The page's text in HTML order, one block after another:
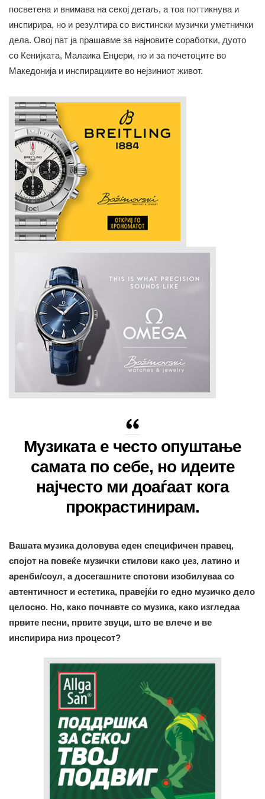
посветена и внимава на секој детаљ, а тоа поттикнува и
инспирира, но и резултира со вистински музички уметнички
дела. Овој пат ја прашавме за најновите соработки, дуото
со Кенијката, Малаика Енџери, но и за почетоците во
Македонија и инспирациите во нејзиниот живот.
Музиката е често опуштање
самата по себе, но идеите
најчесто ми доаѓаат кога
прокрастинирам.
Вашата музика доловува еден специфичен правец,
спојот на повеќе музички стилови како џез, латино и
аренби/соул, а досегашните спотови изобилуваа со
автентичност и естетика, правејќи го едно музичко дело
целосно. Но, како почнавте со музика, како изгледаа
првите песни, првите звуци, што ве влече и ве
инспирира низ процесот?